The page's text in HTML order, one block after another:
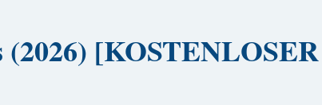
(2026)